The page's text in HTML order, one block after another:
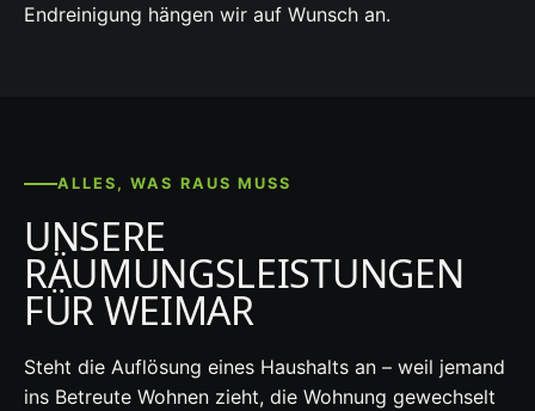
Endreinigung hängen wir auf Wunsch an.
ALLES, WAS RAUS MUSS
UNSERE
RÄUMUNGSLEISTUNGEN
FÜR WEIMAR
Steht die Auflösung eines Haushalts an – weil jemand
ins Betreute Wohnen zieht, die Wohnung gewechselt